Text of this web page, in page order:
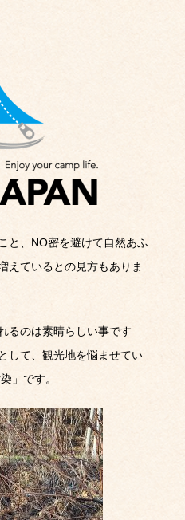
と、 NO密を避けて自然あふ
えているとの見方もありま
るのは素晴らしい事です
して、観光地を悩ませてい
」です。